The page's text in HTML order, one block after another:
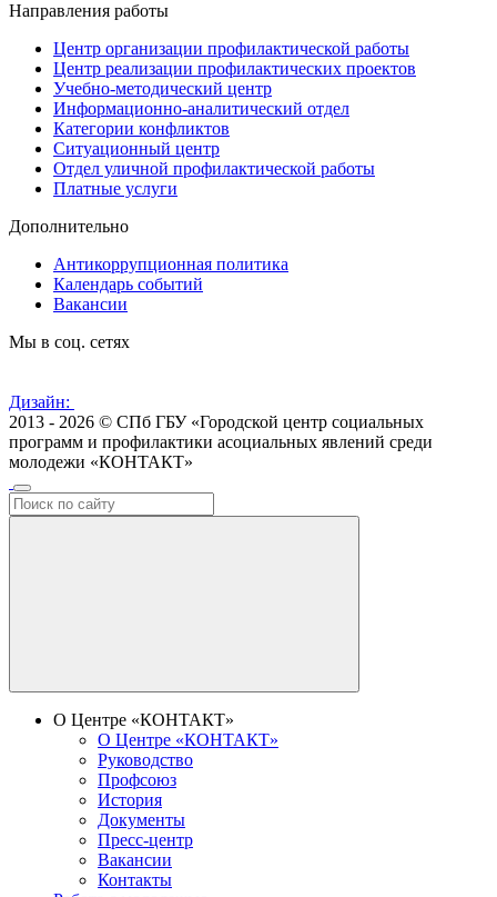
Направления работы
Центр организации профилактической работы
Центр реализации профилактических проектов
Учебно-методический центр
Информационно-аналитический отдел
Категории конфликтов
Ситуационный центр
Отдел уличной профилактической работы
Платные услуги
Дополнительно
Антикоррупционная политика
Календарь событий
Вакансии
Мы в соц. сетях
Дизайн:
2013 - 2026 © СПб ГБУ «Городской центр социальных
программ и профилактики асоциальных явлений среди
молодежи «КОНТАКТ»
О Центре «КОНТАКТ»
О Центре «КОНТАКТ»
Руководство
Профсоюз
История
Документы
Пресс-центр
Вакансии
Контакты